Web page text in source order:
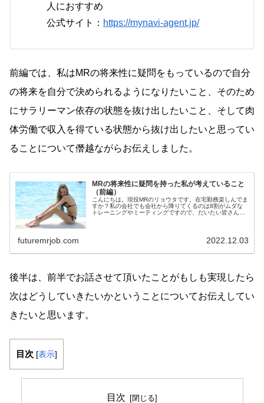
人におすすめ
公式サイト： https://mynavi-agent.jp/
前編では、私はMRの将来性に疑問をもっているので自分
の将来を自分で決められるようになりたいこと、そのため
にサラリーマン依存の状態を抜け出したいこと、そして肉
体労働で収入を得ている状態から抜け出したいと思ってい
ることについて僭越ながらお伝えしました。
MRの将来性に疑問を持った私が考えていること
（前編）
こんにちは。現役MRのリョウタです。在宅勤務楽しんでま
すか？私の会社でも会社から降りてくるのは8割がムダな
トレーニングやミーティングですので、だいたい皆さんか
futuremrjob.com 2022.12.03
後半は、前半でお話させて頂いたことがもしも実現したら
次はどうしていきたいかということについてお伝えしてい
きたいと思います。
目次 [表示]
目次